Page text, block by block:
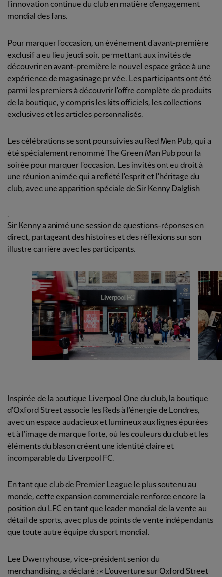
l'innovation continue du club en matière d'engagement
mondial des fans.
Pour marquer l'occasion, un événement d'avant-première
exclusif a eu lieu jeudi soir, permettant aux invités de
découvrir en avant-première le nouvel espace grâce à une
expérience de magasinage privée. Les participants ont été
parmi les premiers à découvrir l'offre complète de produits
de la boutique, y compris les kits officiels, les collections
exclusives et les articles personnalisés.
Les célébrations se sont poursuivies au Red Men Pub, qui a
été spécialement renommé The Green Man Pub pour la
soirée pour marquer l'occasion. Les invités ont eu droit à
une réunion animée qui a reflété l'esprit et l'héritage du
club, avec une apparition spéciale de Sir Kenny Dalglish
.
Sir Kenny a animé une session de questions-réponses en
direct, partageant des histoires et des réflexions sur son
illustre carrière avec les participants.
Inspirée de la boutique Liverpool One du club, la boutique
d'Oxford Street associe les Reds à l'énergie de Londres,
avec un espace audacieux et lumineux aux lignes épurées
et à l'image de marque forte, où les couleurs du club et les
éléments du blason créent une identité claire et
incomparable du Liverpool FC.
En tant que club de Premier League le plus soutenu au
monde, cette expansion commerciale renforce encore la
position du LFC en tant que leader mondial de la vente au
détail de sports, avec plus de points de vente indépendants
que toute autre équipe du sport mondial.
Lee Dwerryhouse, vice-président senior du
merchandising, a déclaré : « L'ouverture sur Oxford Street